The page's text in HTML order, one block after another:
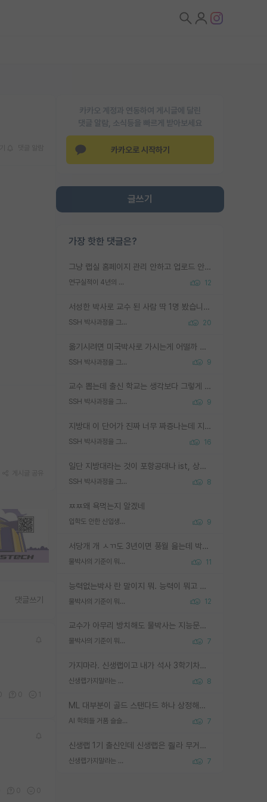
카카오 계정과 연동하여 게시글에 달린
댓글 알람, 소식등을 빠르게 받아보세요
카카오로 시작하기
글쓰기
가장 핫한 댓글은?
그냥 랩실 홈페이지 관리 안하고 업로드 안한거 아님?
연구실적이 4년의 공백이 있는거 어떻게 생각하냐 12
서성한 박사로 교수 된 사람 딱 1명 봤습니다. 근데 지방대 박사로 교수된 거는 기적이 일어나야되요. 서성한 학부부터여도 빡센게 교수임용일텐데 지방대박사로 무슨 교수가 되나요...... 중소기업/중견기업 팀장급/연구소장급이나 될거 같네요.
SSH 박사과정을 그만두고 지방대 박사로 옮기면 교수의 꿈은 끝일까요? 20
옮기시려면 미국박사로 가시는게 어떨까 싶네요. 교수가 꿈이면 미국박사 하고 미국교수 까지 같이 노리시는게 기회가 많지 않을까요?
SSH 박사과정을 그만두고 지방대 박사로 옮기면 교수의 꿈은 끝일까요? 9
교수 뽑는데 출신 학교는 생각보다 그렇게 안 봄. 앞으로는 더 안 보게 될거임. 박사는 어디서 진행해도 됨. 단, 제대로 쌓고 좋은 실적 만들 수 있다면. 그런데 지방대는 그럴 가능성이 지극히 낮음. 나만 열심히 잘 하면 된다? 인간은 주변 환경에 지배되는 나약한 존재임. 주변의 지방대 대학원생과 섞이고 지방 특유의 여유로움 또는 나쁘게 얘기해서 나태함에 젖어 살다보면 교수의 꿈 자체를 잊어버리게 될 가능성도 있음. 주변 환경이 70~80%임.
SSH 박사과정을 그만두고 지방대 박사로 옮기면 교수의 꿈은 끝일까요? 9
지방대 이 단어가 진짜 너무 짜증나는데 지방대면 다 그냥 쓰레기인가요? 무슨 말 같지도 않은 댓글들이 있는건지??? 지방에도 충분히 좋은 대학 많고 충분히 잘하는 교수님들 많습니다 포항공대 4개 IST 대표 지거국들 여기 모두 다 지방에 있고 여기 출신들 중에 교수하는 분들 적지 않습니다 지거국 출신이 무슨 교수를 하냐?라고 생각할 사람들 많은데 상위 대표 지거국에 아웃라이어들 많습니다 결국 개인의 연구역량과 실적이 중요합니다 이 역량을 펼치는데 있어서 지도교수와의 합도 중요합니다. 그리고 경력이 필요하면 해외포닥까지 다녀오세요
SSH 박사과정을 그만두고 지방대 박사로 옮기면 교수의 꿈은 끝일까요? 16
일단 지방대라는 것이 포항공대나 ist, 상위 지거국은 아니라고 생각하겠습니다. 그런곳은 서성한에 비해 소위 대학 네임밸류가 크게 뒤떨어지지는 않으니까요. 대학 이름이 중요하냐? 당연합니다. 대학 이름이 좋아서 좋은 아웃풋이 나오는 것이냐, 좋은 대학은 좋은 사람과 좋은 기회가 몰려있으니 아웃풋도 자연스럽게 좋아지는 것이냐? 대답하기 어려운 문제입니다. 아직 한국 사회에서 학벌을 보는 것도, 특히 이공계를 중심으로 학벌보다는 실적 위주라는 분위기가 형성되는 것도 사실입니다. 지방대 출신으로 전임교수가 될수 있느냐? 가능 불가능을 따지면 당연히 가능입니다. 지방대 박사 출신으로 전임교원이 된 경우가 실제로 있으니까요. 현실적인 가능성이 있느냐? 지금 이정도 대학의 교수가 되고싶다고 생각되는 대학 들어가서 컴공과 교수 목록 켜고 박사 어디서 받았는지 쭉 한번 보세요. 냉정하게 지방대 출신인 분들이 많지는 않으실겁니다.
SSH 박사과정을 그만두고 지방대 박사로 옮기면 교수의 꿈은 끝일까요? 8
ㅉㅉ왜 욕먹는지 알겠네
입학도 안한 신입생이 원래 관심을 받나요 9
서당개 개 ㅅㄲ도 3년이면 풍월 읊는데 박사 5년 이상 대리고 있으면서 물된건 교수 탓 맞는ㄱ게 거기가 서당이 아니란 소리임
물박사의 기준이 뭐임? 11
능력없는박사 란 말이지 뭐. 능력이 뭐고 능력이 있다는게 뭔지는 사람마다 기준이 다르니까 얘기해봐야 서로 자기 기준만 얘기해서 논쟁이 끝이 안나고. 주위에서 능력있고 야심있는 신입생이 교수가 유의미한 피드백을 아예 안주면서 제대로된 과제에 참여해볼 기회도 제공하지 않고 잡일 뺑뺑이만 돌려서 맨날 단순작업만 하면서 밤새다가 눈빛이 점점 죽어가는걸 본 사람은 물박사는 교수탓이라고 하고, 교수는 이것저것 알려도 주고 기회도 주고 사수 동기 붙여주면서 어떻게든 끌고가려고 하는데 본인이 매일 뺀질거리면서 출근 하는둥마는둥 하다가 기껏 와서도 폰이나 쳐다보다가 실험 망치고 저녁약속있어서 먼저 가볼게요~ 하는걸 본 사람은 물박사는 본인탓이라고 함.
물박사의 기준이 뭐임? 12
교수가 아무리 방치해도 물박사는 지능문제고 본인 의지 문제임. 만물 교수탓 하는 애들이 이상한거임.
물박사의 기준이 뭐임? 7
가지마라. 신생랩이고 내가 석사 3학기차인데 최고참인데 나도 아무것도 모르는데 교수가 후배들 왜 논문 교육 안시키냐. 논문 왜 안 써오냐 닦달한다
신생랩가지말라는 이유가 있었구나 8
ML 대부분이 골드 스탠다드 하나 상정해놓고 (벤치마크 데이터셋이 여러 개면 여러 개 상정) 그거 얼마나 잘 맞추나 싸움임 가끔 번뜩이는 설계 철학을 보여주는 논문들도 있지만 대부분 그거 성적 얼마나 더 올리느라에 혈안이 되어 있는 측면이 잇음
AI 학회들 거품 슬슬 지적이 나오네요 7
신생랩 1기 출신인데 신생랩은 줠라 무거운 바벨 같은거임. 들면 대박인데 못들면 깔려 죽음. 아무도 알려주지 않는 환경에서 자생해야하지만, 일단 살아남았다면 그 어떤 사람보다 악착같고 생존력 높은 사람으로 거듭날 수 있음
신생랩가지말라는 이유가 있었구나 7
댓글쓰기